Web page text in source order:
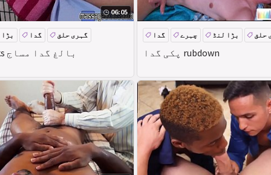
06:05
Massagecocks بالغ گدا مساج
گدا گہری حلق
پکی گدا rubdown
گدا چہرے بڑا لنڈ حلق